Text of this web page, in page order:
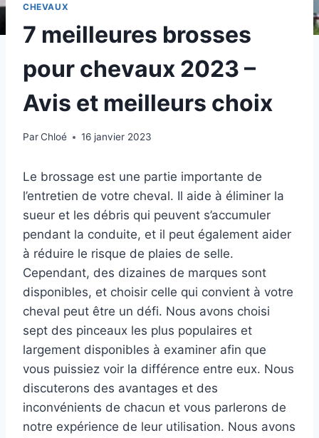
CHEVAUX
7 meilleures brosses
pour chevaux 2023 –
Avis et meilleurs choix
ParChloé 16 janvier 2023
Le brossage est une partie importante de
l’entretien de votre cheval. Il aide à éliminer la
sueur et les débris qui peuvent s’accumuler
pendant la conduite, et il peut également aider
à réduire le risque de plaies de selle.
Cependant, des dizaines de marques sont
disponibles, et choisir celle qui convient à votre
cheval peut être un défi. Nous avons choisi
sept des pinceaux les plus populaires et
largement disponibles à examiner afin que
vous puissiez voir la différence entre eux. Nous
discuterons des avantages et des
inconvénients de chacun et vous parlerons de
notre expérience de leur utilisation. Nous avons